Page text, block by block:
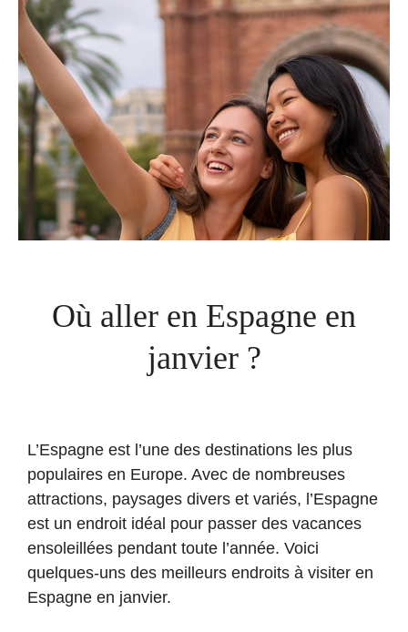
Où aller en Espagne en
janvier ?
L’Espagne est l’une des destinations les plus
populaires en Europe. Avec de nombreuses
attractions, paysages divers et variés, l’Espagne
est un endroit idéal pour passer des vacances
ensoleillées pendant toute l’année. Voici
quelques-uns des meilleurs endroits à visiter en
Espagne en janvier.